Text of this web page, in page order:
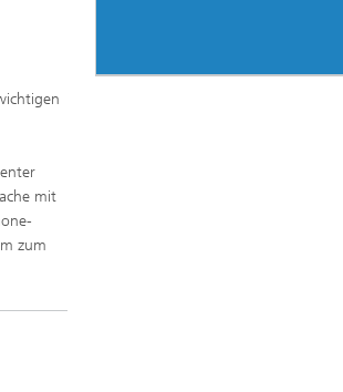
mit
zum